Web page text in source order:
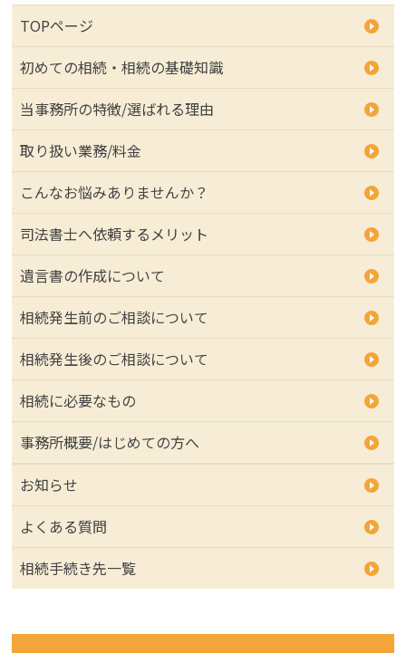
TOPページ
初めての相続・相続の基礎知識
当事務所の特徴/選ばれる理由
取り扱い業務/料金
こんなお悩みありませんか？
司法書士へ依頼するメリット
遺言書の作成について
相続発生前のご相談について
相続発生後のご相談について
相続に必要なもの
事務所概要/はじめての方へ
お知らせ
よくある質問
相続手続き先一覧